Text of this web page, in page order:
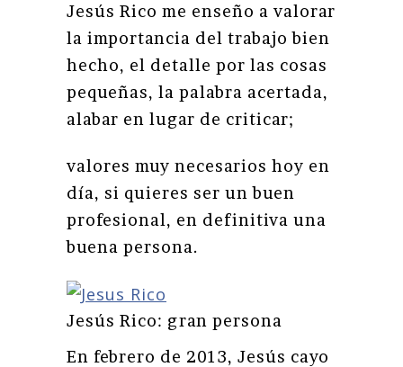
Jesús Rico me enseño a valorar
la importancia del trabajo bien
hecho, el detalle por las cosas
pequeñas, la palabra acertada,
alabar en lugar de criticar;
valores muy necesarios hoy en
día, si quieres ser un buen
profesional, en definitiva una
buena persona.
Jesús Rico: gran persona
En febrero de 2013, Jesús cayo